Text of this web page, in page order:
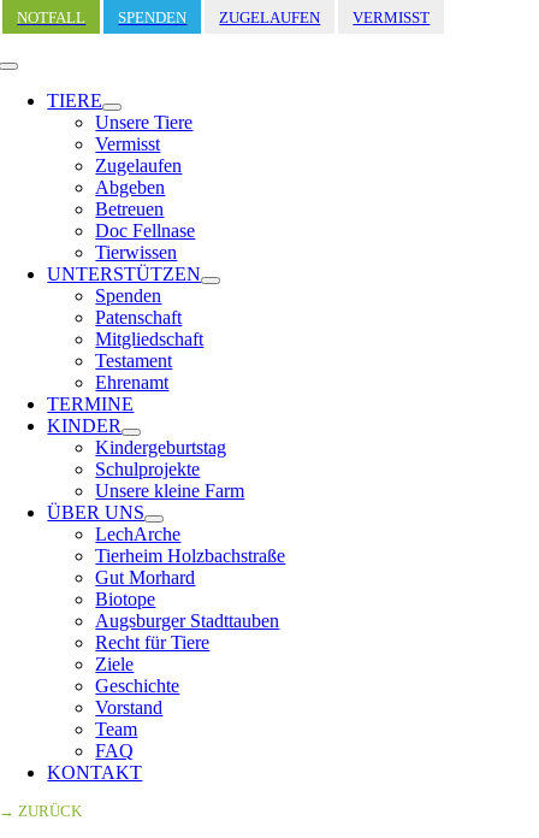
Zum
Inhalt
springen
NOTFALL SPENDEN ZUGELAUFEN VERMISST
Toggle
Navigation
TIERE
Unsere Tiere
Vermisst
Zugelaufen
Abgeben
Betreuen
Doc Fellnase
Tierwissen
UNTERSTÜTZEN
Spenden
Patenschaft
Mitgliedschaft
Testament
Ehrenamt
TERMINE
KINDER
Kindergeburtstag
Schulprojekte
Unsere kleine Farm
ÜBER UNS
LechArche
Tierheim Holzbachstraße
Gut Morhard
Biotope
Augsburger Stadttauben
Recht für Tiere
Ziele
Geschichte
Vorstand
Team
FAQ
KONTAKT
→ ZURÜCK